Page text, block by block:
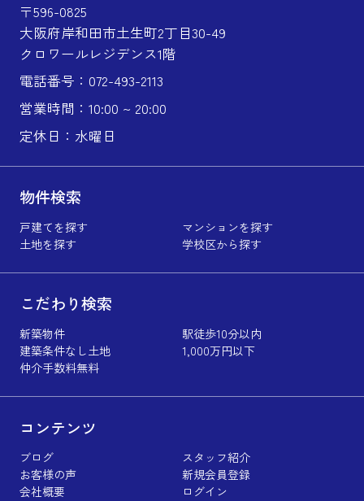
〒596-0825
大阪府岸和田市土生町2丁目30-49
クロワールレジデンス1階
電話番号：072-493-2113
営業時間：10:00 ~ 20:00
定休日：水曜日
物件検索
戸建てを探す
マンションを探す
土地を探す
学校区から探す
こだわり検索
新築物件
駅徒歩10分以内
建築条件なし土地
1,000万円以下
仲介手数料無料
コンテンツ
ブログ
スタッフ紹介
お客様の声
新規会員登録
会社概要
ログイン